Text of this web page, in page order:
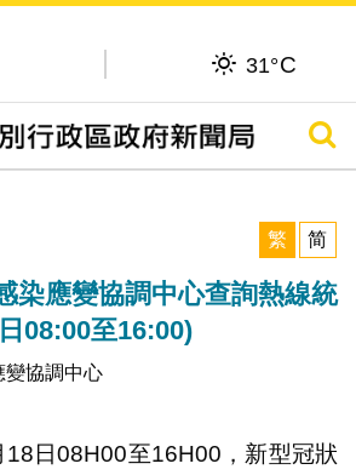
31°C
搜尋
繁
简
染應變協調中心查詢熱線統
08:00至16:00)
變協調中心
18日08H00至16H00，新型冠狀